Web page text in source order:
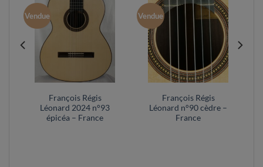
Vendue
François Régis
Léonard 2024 n°93
épicéa – France
Vendue
François Régis
Léonard n°90 cèdre –
France